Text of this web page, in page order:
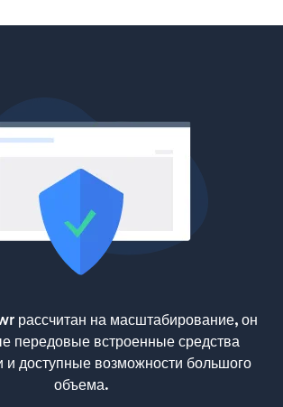
рассчитан на масштабирование, он
передовые встроенные средства
и доступные возможности большого
объема.